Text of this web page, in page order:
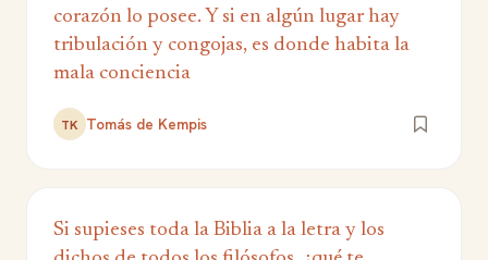
corazón lo posee. Y si en algún lugar hay
tribulación y congojas, es donde habita la
mala conciencia
TK Tomás de Kempis
Si supieses toda la Biblia a la letra y los